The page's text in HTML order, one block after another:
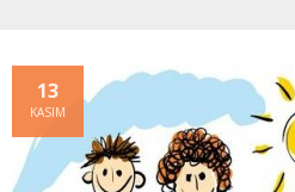
13
KASIM